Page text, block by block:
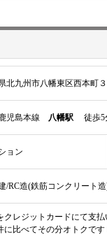
北九州市八幡東区西本町
児島本線 八幡駅 徒歩5
ョン
/RC造(鉄筋コンクリート
レジットカードにて支
比べてその分オトクです